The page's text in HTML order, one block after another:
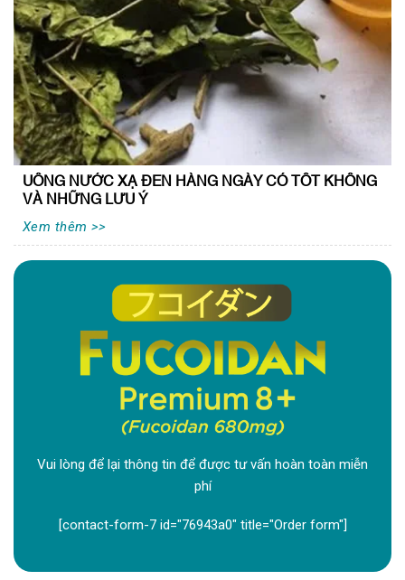
UỐNG NƯỚC XẠ ĐEN HÀNG NGÀY CÓ TỐT KHÔNG
VÀ NHỮNG LƯU Ý
Xem thêm >>
Vui lòng để lại thông tin để được tư vấn hoàn toàn miễn
phí
[contact-form-7 id="76943a0" title="Order form"]